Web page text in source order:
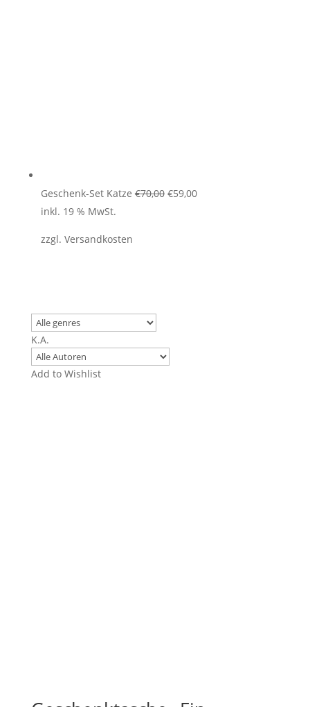
Geschenk-Set Katze €70,00 Ursprünglicher
€59,00Aktueller
inkl. 19 % MwSt.
zzgl. Versandkosten
K.A.
Add to Wishlist